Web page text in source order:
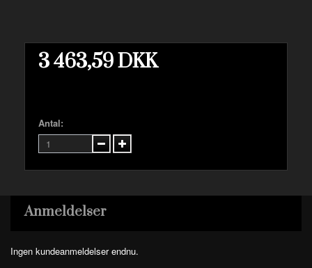
3 463,59 DKK
Antal:
Anmeldelser
Ingen kundeanmeldelser endnu.